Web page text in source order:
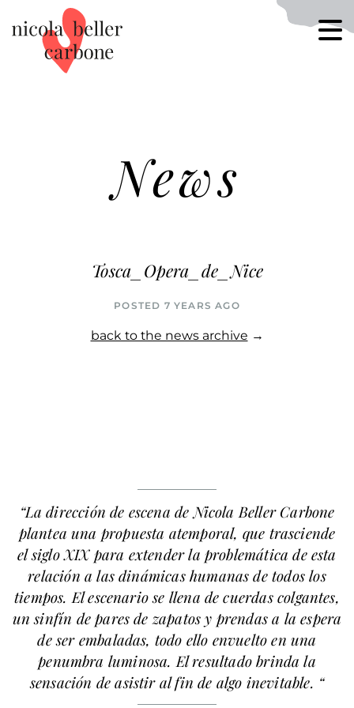
News
Tosca_Opera_de_Nice
POSTED 7 YEARS AGO
back to the news archive →
“La dirección de escena de Nicola Beller Carbone
plantea una propuesta atemporal, que trasciende
el siglo XIX para extender la problemática de esta
relación a las dinámicas humanas de todos los
tiempos. El escenario se llena de cuerdas colgantes,
un sinfín de pares de zapatos y prendas a la espera
de ser embaladas, todo ello envuelto en una
penumbra luminosa. El resultado brinda la
sensación de asistir al fin de algo inevitable. “